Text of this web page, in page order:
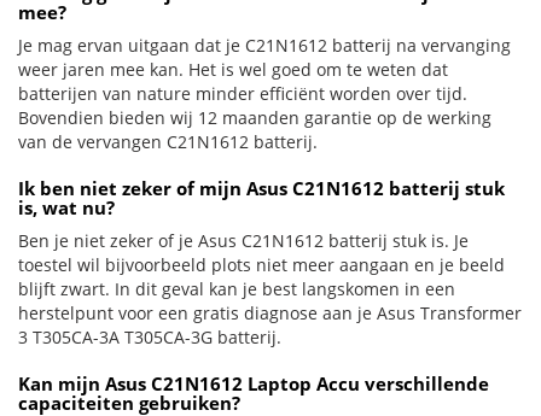
mee?
Je mag ervan uitgaan dat je C21N1612 batterij na vervanging
weer jaren mee kan. Het is wel goed om te weten dat
batterijen van nature minder efficiënt worden over tijd.
Bovendien bieden wij 12 maanden garantie op de werking
van de vervangen C21N1612 batterij.
Ik ben niet zeker of mijn Asus C21N1612 batterij stuk
is, wat nu?
Ben je niet zeker of je Asus C21N1612 batterij stuk is. Je
toestel wil bijvoorbeeld plots niet meer aangaan en je beeld
blijft zwart. In dit geval kan je best langskomen in een
herstelpunt voor een gratis diagnose aan je Asus Transformer
3 T305CA-3A T305CA-3G batterij.
Kan mijn Asus C21N1612 Laptop Accu verschillende
capaciteiten gebruiken?